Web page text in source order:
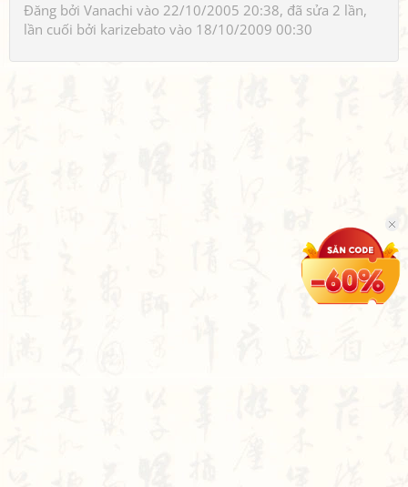
Đăng bởi Vanachi vào 22/10/2005 20:38, đã sửa 2 lần,
lần cuối bởi karizebato vào 18/10/2009 00:30